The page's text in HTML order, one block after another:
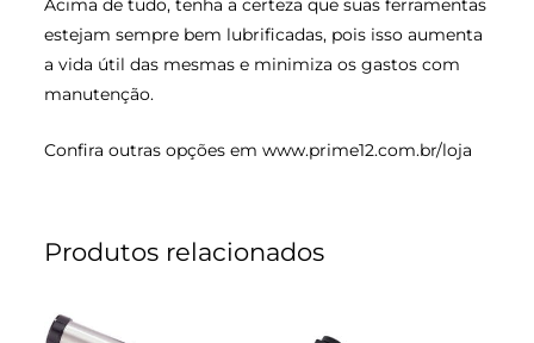
Acima de tudo, tenha a certeza que suas ferramentas
estejam sempre bem lubrificadas, pois isso aumenta
a vida útil das mesmas e minimiza os gastos com
manutenção.
Confira outras opções emwww.prime12.com.br/loja
Produtos relacionados